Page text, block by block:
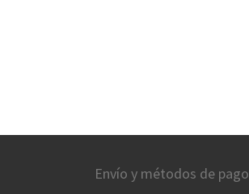
Envío y métodos de pago